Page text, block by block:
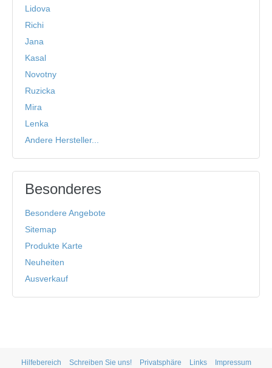
Lidova
Richi
Jana
Kasal
Novotny
Ruzicka
Mira
Lenka
Andere Hersteller...
Besonderes
Besondere Angebote
Sitemap
Produkte Karte
Neuheiten
Ausverkauf
Hilfebereich Schreiben Sie uns! Privatsphäre Links Impressum